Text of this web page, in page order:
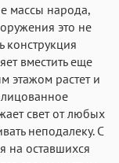
массы народа,
это не
конструкция
вместить еще
этажом растет и
свет от любых
неподалеку. С
на оставшихся